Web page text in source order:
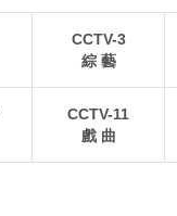
一幅現代農業與鄉村
CCTV-3
綜 藝
CCTV-11
戲 曲